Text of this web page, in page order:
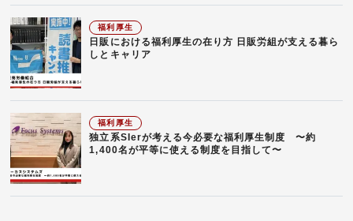
福利厚生
日販における福利厚生の在り方 日販労組が支える暮ら
しとキャリア
福利厚生
独立系SIerが考える今必要な福利厚生制度 〜約
1,400名が平等に使える制度を目指して〜